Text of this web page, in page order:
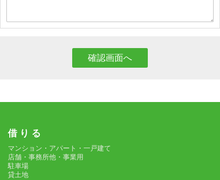
借 り る
マンション・アパート・一戸建て
店舗・事務所他・事業用
駐車場
貸土地